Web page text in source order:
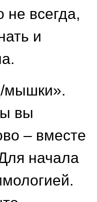
не всегда,
и
мышки».
вы
– вместе
начала